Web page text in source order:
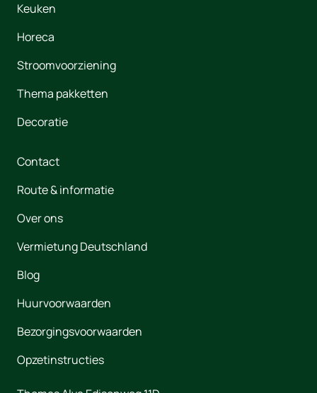
Keuken
Horeca
Stroomvoorziening
Thema pakketten
Decoratie
Contact
Route & informatie
Over ons
Vermietung Deutschland
Blog
Huurvoorwaarden
Bezorgingsvoorwaarden
Opzetinstructies